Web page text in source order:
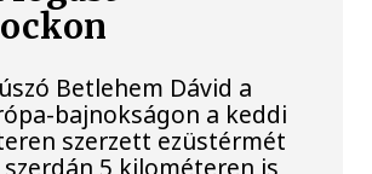
Betlehem Dávid a
bajnokságon a keddi
szerzett ezüstérmét
5 kilométeren is